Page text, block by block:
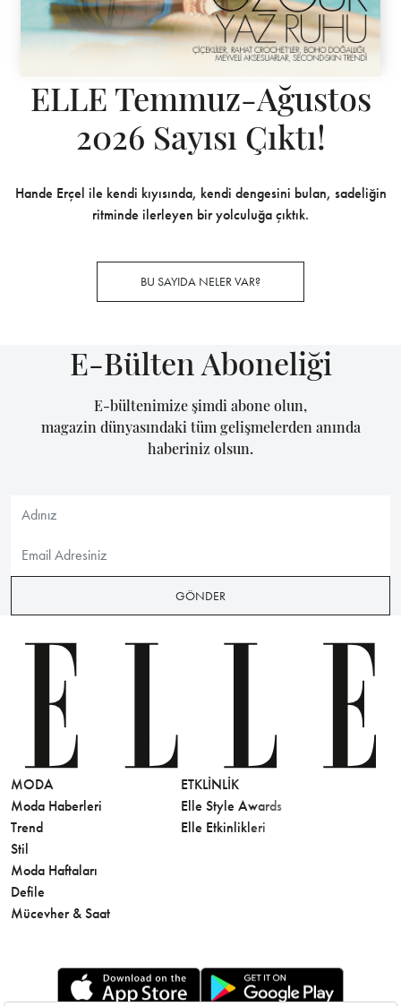
ELLE Temmuz-Ağustos
2026 Sayısı Çıktı!
Hande Erçel ile kendi kıyısında, kendi dengesini bulan, sadeliğin
ritminde ilerleyen bir yolculuğa çıktık.
BU SAYIDA NELER VAR?
E-Bülten Aboneliği
E-bültenimize şimdi abone olun,
magazin dünyasındaki tüm gelişmelerden anında
haberiniz olsun.
GÖNDER
MODA
Moda Haberleri
Trend
Stil
Moda Haftaları
Defile
Mücevher & Saat
ETKLINLIK
Elle Style Awards
Elle Etkinlikleri